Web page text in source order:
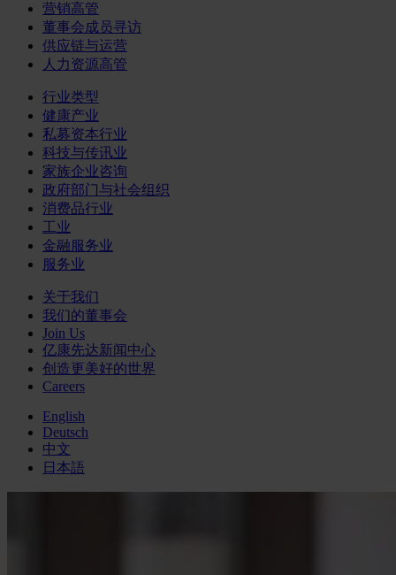
营销高管
董事会成员寻访
供应链与运营
人力资源高管
行业类型
健康产业
私募资本行业
科技与传讯业
家族企业咨询
政府部门与社会组织
消费品行业
工业
金融服务业
服务业
关于我们
我们的董事会
Join Us
亿康先达新闻中心
创造更美好的世界
Careers
English
Deutsch
中文
日本語